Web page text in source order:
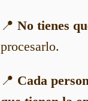
📍 No tienes
procesarlo.
📍 Cada